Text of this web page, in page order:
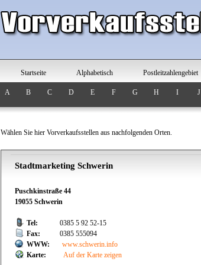
Startseite Alphabetisch Postleitzahlengebiet
A B C D E F G H I J
Wählen Sie hier Vorverkaufsstellen aus nachfolgenden Orten.
Stadtmarketing Schwerin
Puschkinstraße 44
19055 Schwerin
Tel:
0385 5 92 52-15
Fax:
0385 555094
WWW:
www.schwerin.info
Karte:
Auf der Karte zeigen